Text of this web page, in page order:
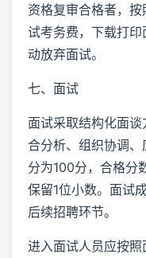
资格复审合格者，
试考务费，下载打
动放弃面试。
七、面试
面试采取结构化面
合分析、组织协调
分为100分，合格分
保留1位小数。面试
后续招聘环节。
进入面试人员应按